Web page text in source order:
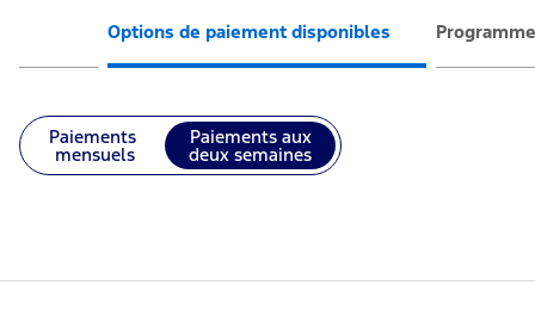
Options de paiement disponibles
Paiements
mensuels
Paiements aux
deux semaines